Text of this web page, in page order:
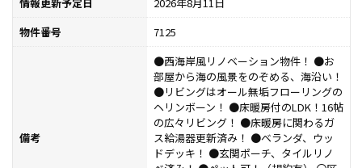
物件番号
7125
備考
●西海岸風リノベーション物件！ ●お
部屋から海の風景をのぞめる、海沿い！
●リビングはオール無垢フローリングの
ヘリンボーン！ ●床暖房付のLDK！16帖
の広々リビング！ ●床暖房に関わるガ
ス給湯器更新済み！ ●ベランダ、ウッ
ドデッキ！ ●玄関ポーチ、タイルリノ